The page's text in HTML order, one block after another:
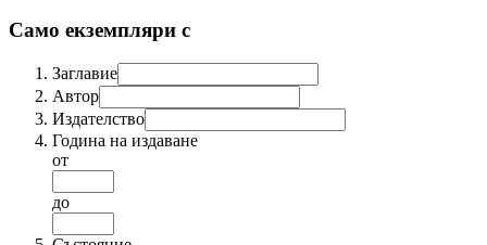
Само екземпляри с
Заглавие
Автор
Издателство
Година на издаване
от
до